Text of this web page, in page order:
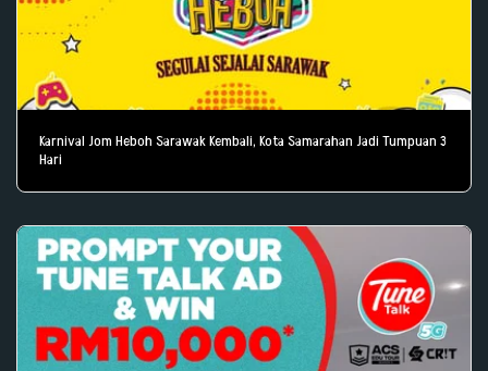
Karnival Jom Heboh Sarawak Kembali, Kota Samarahan Jadi Tumpuan 3
Hari